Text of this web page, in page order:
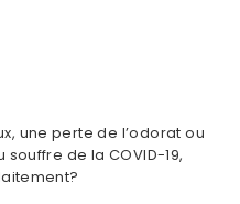
une perte de l’odorat ou
de la COVID-19,